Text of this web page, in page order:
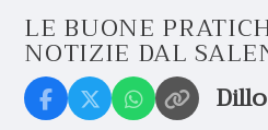
LE BUONE
NOTIZIE DAL